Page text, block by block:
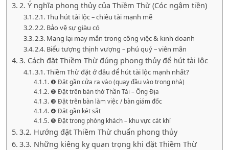
2. Ý nghĩa phong thủy của Thiềm Thừ (Cóc ngậm tiền)
2.1. Thu hút tài lộc – chiêu tài mạnh mẽ
2.2. Bảo vệ sự giàu có
2.3. Mang lại may mắn trong công việc & kinh doanh
2.4. Biểu tượng thịnh vượng – phú quý – viên mãn
3. Cách đặt Thiềm Thừ đúng phong thủy để hút tài lộc
3.1. Thiềm Thừ đặt ở đâu để hút tài lộc mạnh nhất?
❶ Đặt gần cửa ra vào (quay đầu vào trong nhà)
❷ Đặt trên bàn thờ Thần Tài – Ông Địa
❸ Đặt trên bàn làm việc / bàn giám đốc
❹ Đặt gần két sắt
❺ Đặt trong phòng khách – khu vực cát khí
3.2. Hướng đặt Thiềm Thừ chuẩn phong thủy
3.3. Những kiêng kỵ quan trọng khi đặt Thiềm Thừ